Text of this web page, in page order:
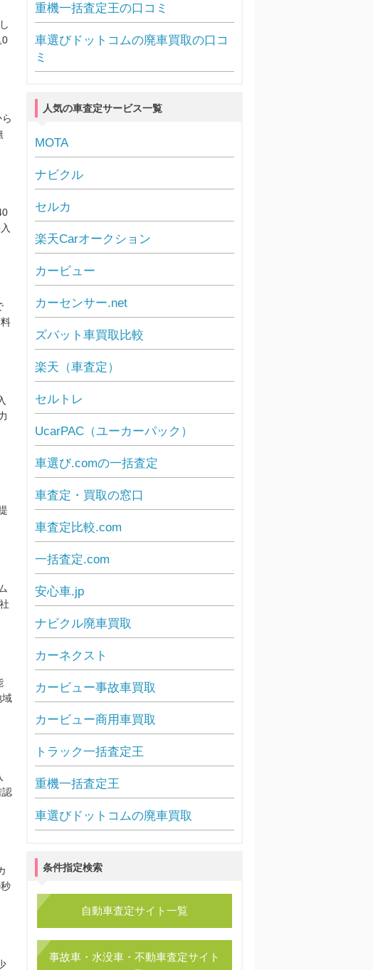
域
認
重機一括査定王の口コミ
車選びドットコムの廃車買取の口コ
ミ
人気の車査定サービス一覧
MOTA
ナビクル
セルカ
楽天Carオークション
カービュー
カーセンサー.net
ズバット車買取比較
楽天（車査定）
セルトレ
UcarPAC（ユーカーパック）
車選び.comの一括査定
車査定・買取の窓口
車査定比較.com
一括査定.com
安心車.jp
ナビクル廃車買取
カーネクスト
カービュー事故車買取
カービュー商用車買取
トラック一括査定王
重機一括査定王
車選びドットコムの廃車買取
条件指定検索
自動車査定サイト一覧
事故車・水没車・不動車査定サイト